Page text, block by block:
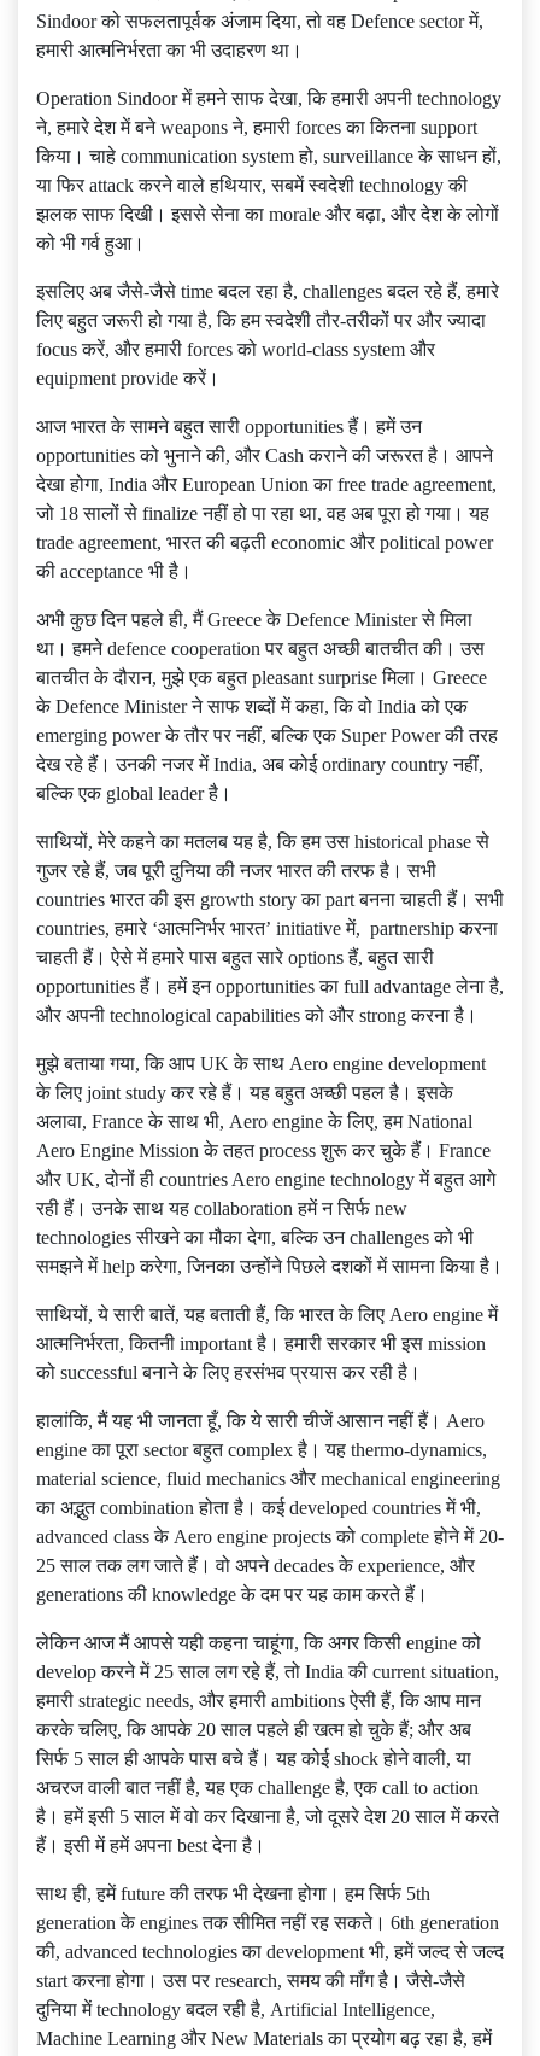
Sindoor को सफलतापूर्वक अंजाम दिया, तो वह Defence sector में,
हमारी आत्मनिर्भरता का भी उदाहरण था।
Operation Sindoor में हमने साफ देखा, कि हमारी अपनी technology
ने, हमारे देश में बने weapons ने, हमारी forces का कितना support
किया। चाहे communication system हो, surveillance के साधन हों,
या फिर attack करने वाले हथियार, सबमें स्वदेशी technology की
झलक साफ दिखी। इससे सेना का morale और बढ़ा, और देश के लोगों
को भी गर्व हुआ।
इसलिए अब जैसे-जैसे time बदल रहा है, challenges बदल रहे हैं, हमारे
लिए बहुत जरूरी हो गया है, कि हम स्वदेशी तौर-तरीकों पर और ज्यादा
focus करें, और हमारी forces को world-class system और
equipment provide करें।
आज भारत के सामने बहुत सारी opportunities हैं। हमें उन
opportunities को भुनाने की, और Cash कराने की जरूरत है। आपने
देखा होगा, India और European Union का free trade agreement,
जो 18 सालों से finalize नहीं हो पा रहा था, वह अब पूरा हो गया। यह
trade agreement, भारत की बढ़ती economic और political power
की acceptance भी है।
अभी कुछ दिन पहले ही, मैं Greece के Defence Minister से मिला
था। हमने defence cooperation पर बहुत अच्छी बातचीत की। उस
बातचीत के दौरान, मुझे एक बहुत pleasant surprise मिला। Greece
के Defence Minister ने साफ शब्दों में कहा, कि वो India को एक
emerging power के तौर पर नहीं, बल्कि एक Super Power की तरह
देख रहे हैं। उनकी नजर में India, अब कोई ordinary country नहीं,
बल्कि एक global leader है।
साथियों, मेरे कहने का मतलब यह है, कि हम उस historical phase से
गुजर रहे हैं, जब पूरी दुनिया की नजर भारत की तरफ है। सभी
countries भारत की इस growth story का part बनना चाहती हैं। सभी
countries, हमारे ‘आत्मनिर्भर भारत’ initiative में, partnership करना
चाहती हैं। ऐसे में हमारे पास बहुत सारे options हैं, बहुत सारी
opportunities हैं। हमें इन opportunities का full advantage लेना है,
और अपनी technological capabilities को और strong करना है।
मुझे बताया गया, कि आप UK के साथ Aero engine development
के लिए joint study कर रहे हैं। यह बहुत अच्छी पहल है। इसके
अलावा, France के साथ भी, Aero engine के लिए, हम National
Aero Engine Mission के तहत process शुरू कर चुके हैं। France
और UK, दोनों ही countries Aero engine technology में बहुत आगे
रही हैं। उनके साथ यह collaboration हमें न सिर्फ new
technologies सीखने का मौका देगा, बल्कि उन challenges को भी
समझने में help करेगा, जिनका उन्होंने पिछले दशकों में सामना किया है।
साथियों, ये सारी बातें, यह बताती हैं, कि भारत के लिए Aero engine में
आत्मनिर्भरता, कितनी important है। हमारी सरकार भी इस mission
को successful बनाने के लिए हरसंभव प्रयास कर रही है।
हालांकि, मैं यह भी जानता हूँ, कि ये सारी चीजें आसान नहीं हैं। Aero
engine का पूरा sector बहुत complex है। यह thermo-dynamics,
material science, fluid mechanics और mechanical engineering
का अद्भुत combination होता है। कई developed countries में भी,
advanced class के Aero engine projects को complete होने में 20-
25 साल तक लग जाते हैं। वो अपने decades के experience, और
generations की knowledge के दम पर यह काम करते हैं।
लेकिन आज मैं आपसे यही कहना चाहूंगा, कि अगर किसी engine को
develop करने में 25 साल लग रहे हैं, तो India की current situation,
हमारी strategic needs, और हमारी ambitions ऐसी हैं, कि आप मान
करके चलिए, कि आपके 20 साल पहले ही खत्म हो चुके हैं; और अब
सिर्फ 5 साल ही आपके पास बचे हैं। यह कोई shock होने वाली, या
अचरज वाली बात नहीं है, यह एक challenge है, एक call to action
है। हमें इसी 5 साल में वो कर दिखाना है, जो दूसरे देश 20 साल में करते
हैं। इसी में हमें अपना best देना है।
साथ ही, हमें future की तरफ भी देखना होगा। हम सिर्फ 5th
generation के engines तक सीमित नहीं रह सकते। 6th generation
की, advanced technologies का development भी, हमें जल्द से जल्द
start करना होगा। उस पर research, समय की माँग है। जैसे-जैसे
दुनिया में technology बदल रही है, Artificial Intelligence,
Machine Learning और New Materials का प्रयोग बढ़ रहा है, हमें